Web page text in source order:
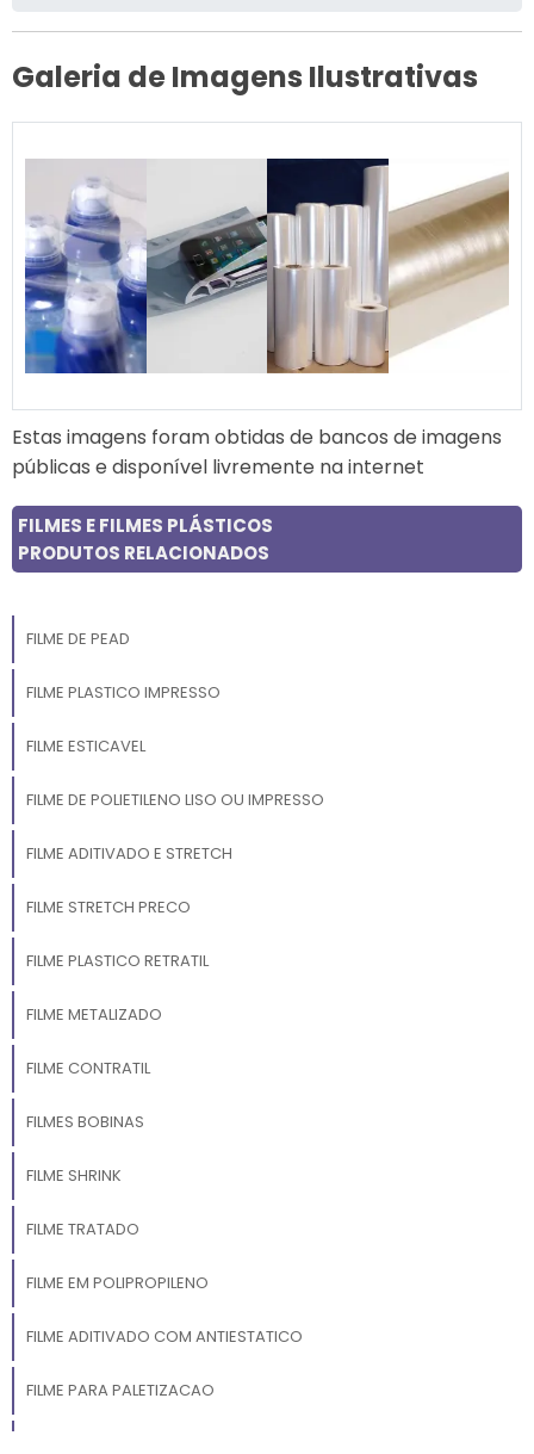
Galeria de Imagens Ilustrativas
Estas imagens foram obtidas de bancos de imagens
públicas e disponível livremente na internet
FILMES E FILMES PLÁSTICOS
PRODUTOS RELACIONADOS
FILME DE PEAD
FILME PLASTICO IMPRESSO
FILME ESTICAVEL
FILME DE POLIETILENO LISO OU IMPRESSO
FILME ADITIVADO E STRETCH
FILME STRETCH PRECO
FILME PLASTICO RETRATIL
FILME METALIZADO
FILME CONTRATIL
FILMES BOBINAS
FILME SHRINK
FILME TRATADO
FILME EM POLIPROPILENO
FILME ADITIVADO COM ANTIESTATICO
FILME PARA PALETIZACAO